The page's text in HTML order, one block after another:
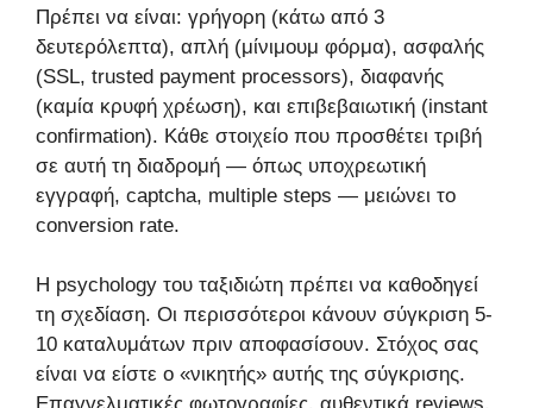
Πρέπει να είναι: γρήγορη (κάτω από 3
δευτερόλεπτα), απλή (μίνιμουμ φόρμα), ασφαλής
(SSL, trusted payment processors), διαφανής
(καμία κρυφή χρέωση), και επιβεβαιωτική (instant
confirmation). Κάθε στοιχείο που προσθέτει τριβή
σε αυτή τη διαδρομή — όπως υποχρεωτική
εγγραφή, captcha, multiple steps — μειώνει το
conversion rate.
Η psychology του ταξιδιώτη πρέπει να καθοδηγεί
τη σχεδίαση. Οι περισσότεροι κάνουν σύγκριση 5-
10 καταλυμάτων πριν αποφασίσουν. Στόχος σας
είναι να είστε ο «νικητής» αυτής της σύγκρισης.